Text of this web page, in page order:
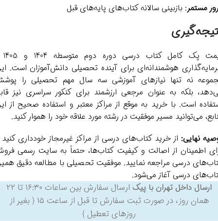
مستمر: بازبینی سالانه کتاب‌های پایه‌های قبل
هوشمندانه‌ای برای آینده تحصیلی دانش‌آموزان است.
نه تنها نیازهای آموزشی سه سال مهم تحصیلی را
بلکه به عنوان مرجعی ارزشمند برای کنکور سراسری نیز
است. با خرید به موقع از مراکز معتبر و استفاده صحیح از
می‌توانید مسیر موفقیت در رشته مورد علاقه خود را هموار کنید.
نهایی: از خرید کتاب‌های درسی از مراکز غیرمجاز خودداری
اطمینان از اصالت و کیفیت کتاب‌ها، حتماً به سایت رسمی
درسی مراجعه نمایید. موفقیت تحصیلی با مطالعه دقیق
درسی آغاز می‌شود.
ارسال داخل تهران با پیک
ارسال سفارش بین ساعات ۱۶:۳۰ تا ۲۲
همان روز، در صورت ثبت سفارش تا قبل از ساعت ۱۵ { بغیر از
روزهای تعطیل }